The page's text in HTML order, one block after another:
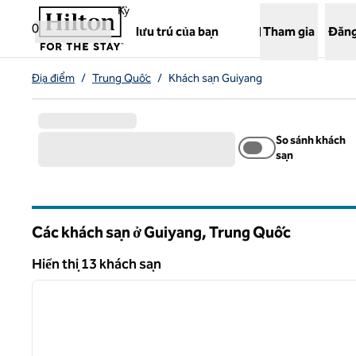
Bỏ qua nội dung
0
Kỳ
lưu trú của bạn
,Mở tab mới
Tham gia
Địa điểm / Trung Quốc / Khách sạn Guiyang
So sánh khách
sạn
Các khách sạn ở Guiyang, Trung Quốc
Hiển thị 13 khách sạn
Hiển thị 13 khách sạn
1/12